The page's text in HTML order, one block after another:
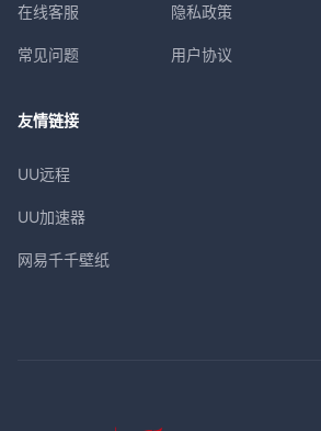
在线客服
常见问题
隐私政策
用户协议
友情链接
UU远程
UU加速器
网易千千壁纸